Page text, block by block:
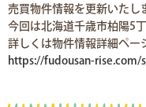
売買物件情報を更新いたし
今回は北海道千歳市柏陽5
詳しくは物件情報詳細ペー
https://fudousan-rise.com/